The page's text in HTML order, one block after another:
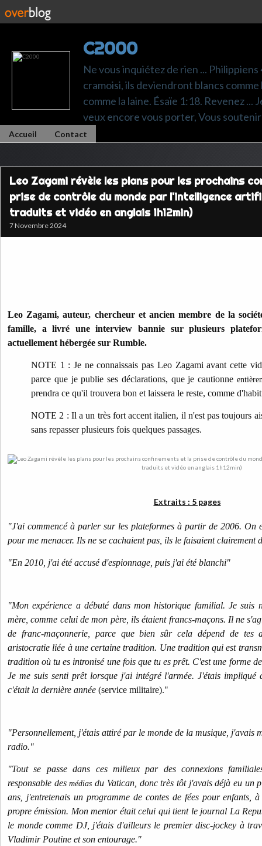
C2000
Ne vous inquiétez de rien ...
cramoisi, ils deviendront blancs
comme la laine. Ésaïe 1:18. Revenez
veux encore vous porter, Vous
Accueil Contact
Leo Zagami révèle les plans pour les prochains
prise de contrôle du monde par l'intelligence
traduits et vidéo en anglais 1h12min)
7 Novembre 2024
Leo Zagami, auteur, chercheur et ancien membre de la
famille, a livré une interview bannie sur plusieurs
actuellement hébergée sur Rumble.
NOTE 1 : Je ne connaissais pas Leo Zagami avant cette
parce que je publie ses déclarations, que je cautionne
prendra ce qu'il trouvera bon et laissera le reste, comme
NOTE 2 : Il a un très fort accent italien, il n'est pas toujours
sans repasser plusieurs fois quelques passages.
Extraits : 5 pages
"J'ai commencé à parler sur les plateformes à partir de 2006. On
pour me menacer. Ils ne se cachaient pas, ils le faisaient clairement
"En 2010, j'ai été accusé d'espionnage, puis j'ai été blanchi"
"Mon expérience a débuté dans mon historique familial. Je suis
mère, comme celui de mon père, ils étaient francs-maçons. Il ne
de franc-maçonnerie, parce que bien sûr cela dépend de tes
aristocratie liée à une certaine tradition. Une tradition qui est
tradition où tu es intronisé une fois que tu es prêt. C'est une forme
Je me suis senti prêt lorsque j'ai intégré l'armée. J'étais impliqué
c'était la dernière année (service militaire)."
"Personnellement, j'étais attiré par le monde de la musique, j'avais
radio."
"Tout se passe dans ces milieux par des connexions
responsable desmédias du Vatican, donc très tôt j'avais déjà eu un
ans, j'entretenais un programme de contes de fées pour enfants,
propre émission. Mon mentor était celui qui tient le journal La
le monde comme DJ, j'étais d'ailleurs le premier disc-jockey à
Vladimir Poutine et son entourage."